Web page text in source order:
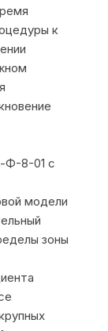
к
Ф-8-01 с
модели
зоны